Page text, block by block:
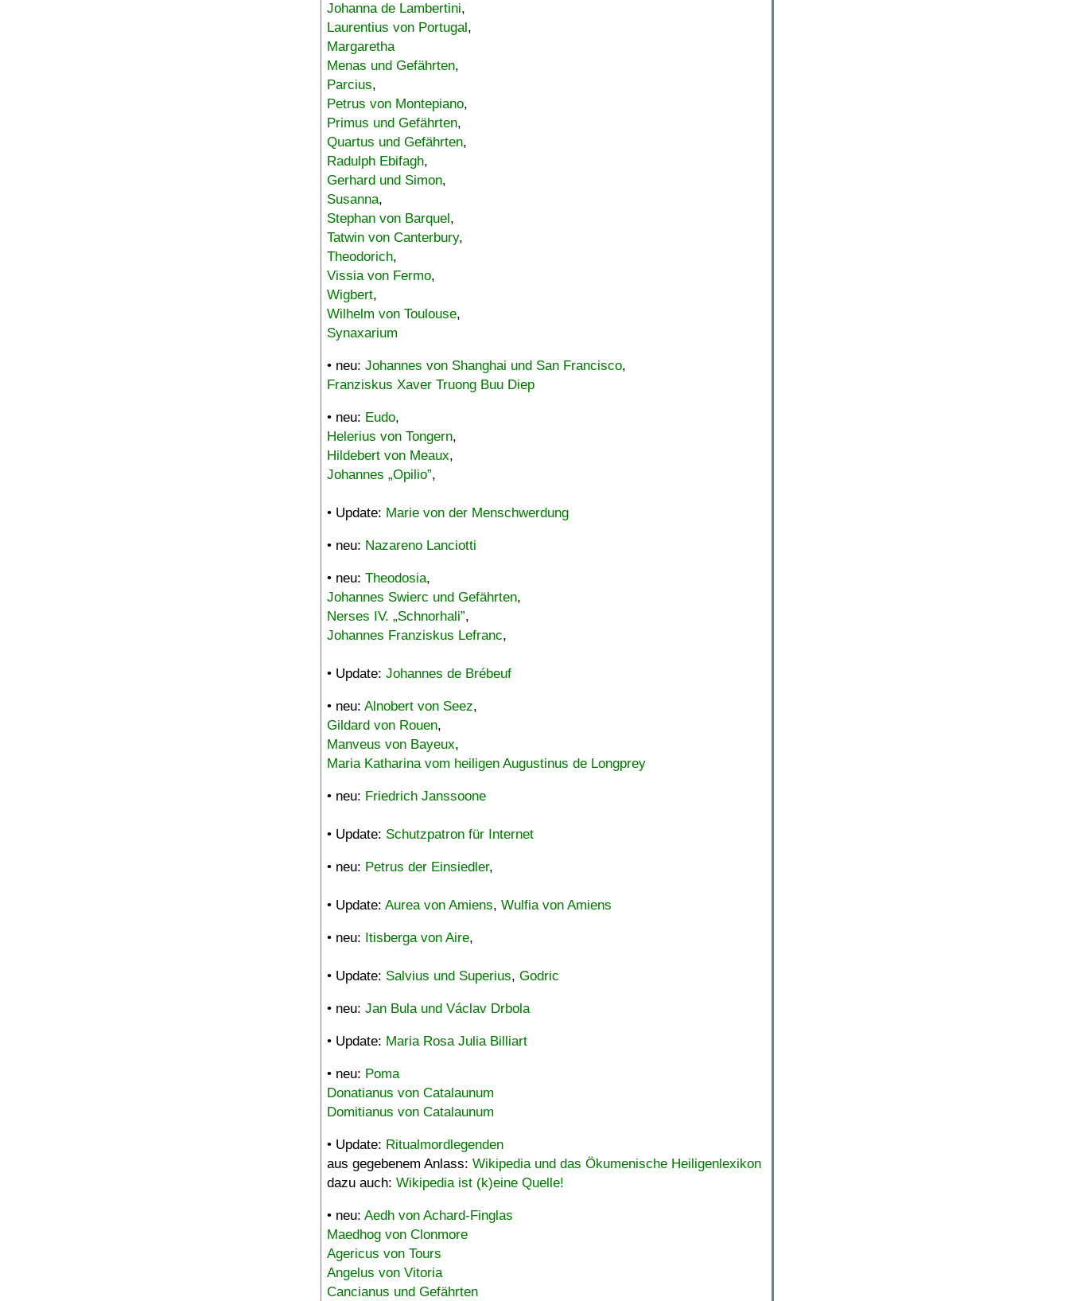
Johanna de Lambertini,
Laurentius von Portugal,
Margaretha
Menas und Gefährten,
Parcius,
Petrus von Montepiano,
Primus und Gefährten,
Quartus und Gefährten,
Radulph Ebifagh,
Gerhard und Simon,
Susanna,
Stephan von Barquel,
Tatwin von Canterbury,
Theodorich,
Vissia von Fermo,
Wigbert,
Wilhelm von Toulouse,
Synaxarium
• neu: Johannes von Shanghai und San Francisco,
Franziskus Xaver Truong Buu Diep
• neu: Eudo,
Helerius von Tongern,
Hildebert von Meaux,
Johannes „Opilio”,
• Update: Marie von der Menschwerdung
• neu: Nazareno Lanciotti
• neu: Theodosia,
Johannes Swierc und Gefährten,
Nerses IV. „Schnorhali”,
Johannes Franziskus Lefranc,
• Update: Johannes de Brébeuf
• neu: Alnobert von Seez,
Gildard von Rouen,
Manveus von Bayeux,
Maria Katharina vom heiligen Augustinus de Longprey
• neu: Friedrich Janssoone
• Update: Schutzpatron für Internet
• neu: Petrus der Einsiedler,
• Update: Aurea von Amiens, Wulfia von Amiens
• neu: Itisberga von Aire,
• Update: Salvius und Superius, Godric
• neu: Jan Bula und Václav Drbola
• Update: Maria Rosa Julia Billiart
• neu: Poma
Donatianus von Catalaunum
Domitianus von Catalaunum
• Update: Ritualmordlegenden
aus gegebenem Anlass: Wikipedia und das Ökumenische Heiligenlexikon
dazu auch: Wikipedia ist (k)eine Quelle!
• neu: Aedh von Achard-Finglas
Maedhog von Clonmore
Agericus von Tours
Angelus von Vitoria
Cancianus und Gefährten